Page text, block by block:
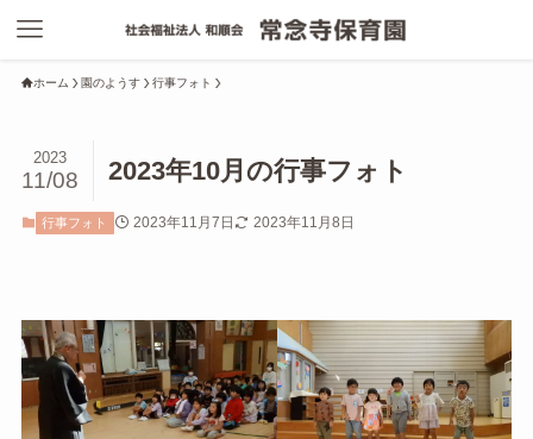
ホーム 園のようす 行事フォト
2023年10月の行事フォト
2023
11/08
行事フォト 2023年11月7日 2023年11月8日